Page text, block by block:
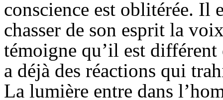
conscience est oblitérée. Il
chasser de son esprit la
témoigne qu’il est différent
a déjà des réactions qui
La lumière entre dans